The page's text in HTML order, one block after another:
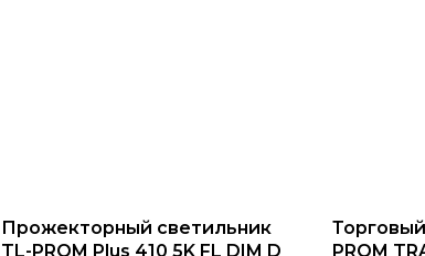
Прожекторный светильник
TL-PROM Plus 410 5K FL DIM D
PROM